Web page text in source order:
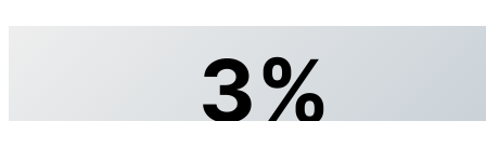
3%